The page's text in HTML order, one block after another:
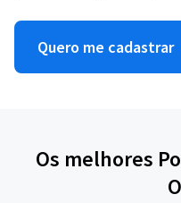
Quero me cadastrar
Os melhores